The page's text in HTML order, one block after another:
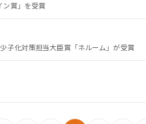
ン賞」を受賞
子化対策担当大臣賞「ネルーム」が受賞